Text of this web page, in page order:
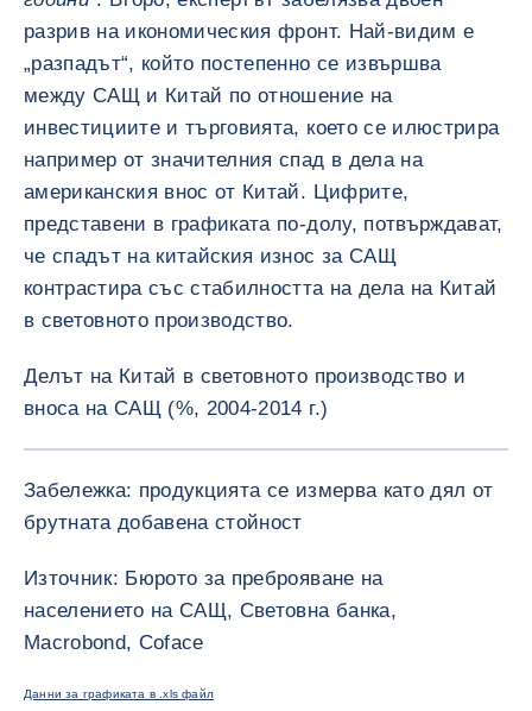
разрив на икономическия фронт. Най-видим е
„разпадът“, който постепенно се извършва
между САЩ и Китай по отношение на
инвестициите и търговията, което се илюстрира
например от значителния спад в дела на
американския внос от Китай. Цифрите,
представени в графиката по-долу, потвърждават,
че спадът на китайския износ за САЩ
контрастира със стабилността на дела на Китай
в световното производство.
Делът на Китай в световното производство и
вноса на САЩ (%, 2004-2014 г.)
Забележка: продукцията се измерва като дял от
брутната добавена стойност
Източник: Бюрото за преброяване на
населението на САЩ, Световна банка,
Macrobond, Coface
Данни за графиката в .xls файл